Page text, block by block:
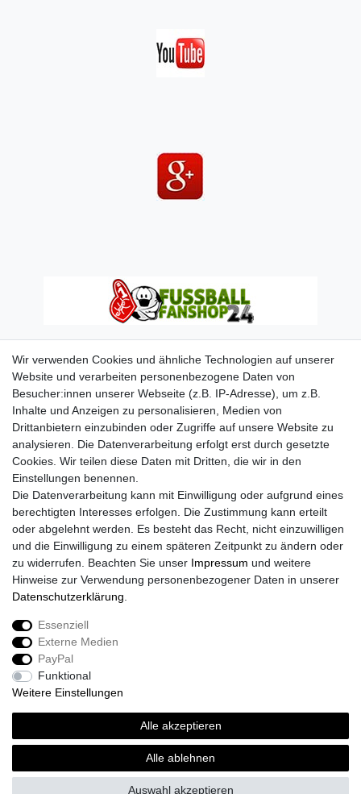
Widerrufs­recht
Wir verwenden Cookies und ähnliche Technologien auf unserer
Website und verarbeiten personenbezogene Daten von
Besucher:innen unserer Webseite (z.B. IP-Adresse), um z.B.
Inhalte und Anzeigen zu personalisieren, Medien von
Drittanbietern einzubinden oder Zugriffe auf unsere Website zu
analysieren. Die Datenverarbeitung erfolgt erst durch gesetzte
Cookies. Wir teilen diese Daten mit Dritten, die wir in den
Einstellungen benennen.
Die Datenverarbeitung kann mit Einwilligung oder aufgrund eines
berechtigten Interesses erfolgen. Die Zustimmung kann erteilt
oder abgelehnt werden. Es besteht das Recht, nicht einzuwilligen
und die Einwilligung zu einem späteren Zeitpunkt zu ändern oder
zu widerrufen. Beachten Sie unser Impressum und weitere
Hinweise zur Verwendung personenbezogener Daten in unserer
Daten­schutz­erklärung
Essenziell
Externe Medien
PayPal
Funktional
Weitere Einstellungen
Alle akzeptieren
Alle ablehnen
Auswahl akzeptieren